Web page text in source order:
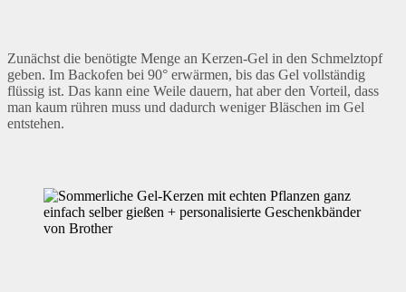
Zunächst die benötigte Menge an Kerzen-Gel in den Schmelztopf
geben. Im Backofen bei 90° erwärmen, bis das Gel vollständig
flüssig ist. Das kann eine Weile dauern, hat aber den Vorteil, dass
man kaum rühren muss und dadurch weniger Bläschen im Gel
entstehen.